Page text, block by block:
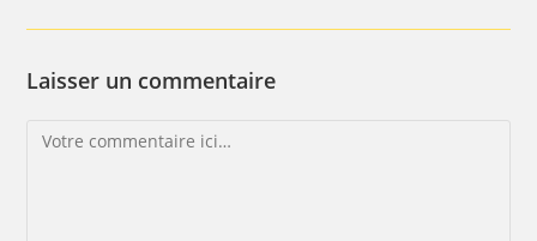
Laisser un commentaire